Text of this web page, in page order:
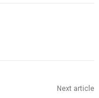
Next article